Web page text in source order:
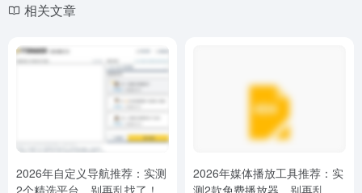
相关文章
2026年自定义导航推荐：实测
2个精选平台，别再乱找了！
2026年媒体播放工具推荐：实
测2款免费播放器，别再乱找